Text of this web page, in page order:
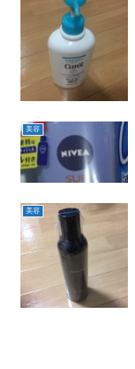
美容
美容